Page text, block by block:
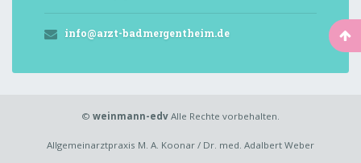
info@arzt-badmergentheim.de
© weinmann-edv Alle Rechte vorbehalten.
Allgemeinarztpraxis M. A. Koonar / Dr. med. Adalbert Weber